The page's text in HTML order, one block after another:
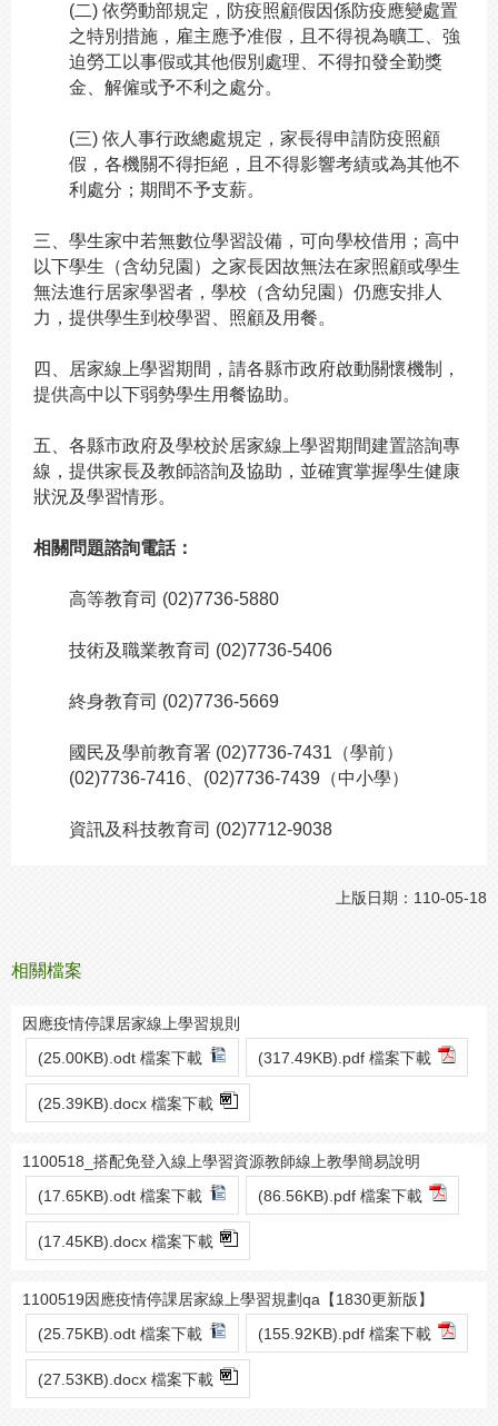
(二) 依勞動部規定，防疫照顧假因係防疫應變處置
之特別措施，雇主應予准假，且不得視為曠工、強
迫勞工以事假或其他假別處理、不得扣發全勤獎
金、解僱或予不利之處分。
(三) 依人事行政總處規定，家長得申請防疫照顧
假，各機關不得拒絕，且不得影響考績或為其他不
利處分；期間不予支薪。
三、學生家中若無數位學習設備，可向學校借用；高中
以下學生（含幼兒園）之家長因故無法在家照顧或學生
無法進行居家學習者，學校（含幼兒園）仍應安排人
力，提供學生到校學習、照顧及用餐。
四、居家線上學習期間，請各縣市政府啟動關懷機制，
提供高中以下弱勢學生用餐協助。
五、各縣市政府及學校於居家線上學習期間建置諮詢專
線，提供家長及教師諮詢及協助，並確實掌握學生健康
狀況及學習情形。
相關問題諮詢電話：
高等教育司 (02)7736-5880
技術及職業教育司 (02)7736-5406
終身教育司 (02)7736-5669
國民及學前教育署 (02)7736-7431（學前）
(02)7736-7416、(02)7736-7439（中小學）
資訊及科技教育司 (02)7712-9038
上版日期：110-05-18
相關檔案
因應疫情停課居家線上學習規則
(25.00KB).odt 檔案下載
(317.49KB).pdf 檔案下載
(25.39KB).docx 檔案下載
1100518_搭配免登入線上學習資源教師線上教學簡易說明
(17.65KB).odt 檔案下載
(86.56KB).pdf 檔案下載
(17.45KB).docx 檔案下載
1100519因應疫情停課居家線上學習規劃qa【1830更新版】
(25.75KB).odt 檔案下載
(155.92KB).pdf 檔案下載
(27.53KB).docx 檔案下載